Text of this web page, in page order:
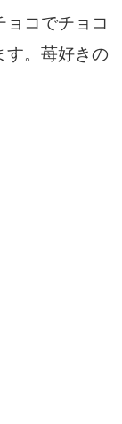
コでチョコ
す。苺好きの